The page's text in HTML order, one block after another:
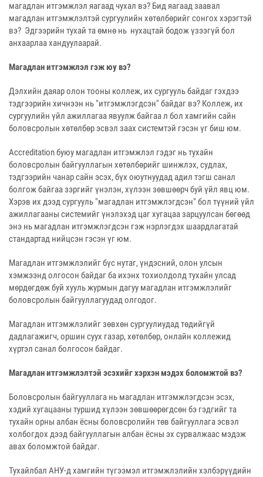
магадлан итгэмжлэл яагаад чухал вэ? Бид яагаад заавал
магадлан итгэмжлэлтэй сургуулийн хөтөлбөрийг сонгох хэрэгтэй
вэ? Эдгээрийн тухай та өмнө нь нухацтай бодож үзээгүй бол
анхаарлаа хандуулаарай.
Магадлан итгэмжлэл гэж юу вэ?
Дэлхийн даяар олон тооны коллеж, их сургууль байдаг гэхдээ
тэдгээрийн хичнээн нь "итгэмжлэгдсэн" байдаг вэ? Коллеж, их
сургуулийн үйл ажиллагаа явуулж байгаа л бол хамгийн сайн
боловсролын хөтөлбөр эсвэл заах системтэй гэсэн үг биш юм.
Accreditation буюу магадлан итгэмжлэл гэдэг нь тухайн
боловсролын байгууллагын хөтөлбөрийг шинжлэх, судлах,
тэдгээрийн чанар сайн эсэх, бүх оюутнуудад адил тэгш санал
болгож байгаа зэргийг үнэлэн, хүлээн зөвшөөрч буй үйл явц юм.
Хэрэв их дээд сургууль "магадлан итгэмжлэгдсэн" бол түүний үйл
ажиллагааны системийг үнэлэхэд цаг хугацаа зарцуулсан бөгөөд
энэ нь магадлан итгэмжлэгдсэн гэж нэрлэгдэх шаардлагатай
стандартад нийцсэн гэсэн үг юм.
Магадлан итгэмжлэлийг бүс нутаг, үндэсний, олон улсын
хэмжээнд олгосон байдаг ба ихэнх тохиолдолд тухайн улсад
мөрдөгдөж буй хууль журмын дагуу магадлан итгэмжлэлийг
боловсролын байгууллагуудад олгодог.
Магадлан итгэмжлэлийг зөвхөн сургуулиудад төдийгүй
дадлагажигч, оршин суух газар, хөтөлбөр, онлайн коллежид
хүртэл санал болгосон байдаг.
Магадлан итгэмжлэлтэй эсэхийг хэрхэн мэдэх боломжтой вэ?
Боловсролын байгууллага нь магадлан итгэмжлэгдсэн эсэх,
хэдий хугацааны туршид хүлээн зөвшөөрөгдсөн бэ гэдгийг та
тухайн орны албан ёсны боловсролийн төв байгууллага эсвэл
холбогдох дээд байгууллагын албан ёсны эх сурвалжаас мэдэж
авах боломжтой байдаг.
Тухайлбал АНУ-д хамгийн түгээмэл итгэмжлэлийн хэлбэрүүдийн